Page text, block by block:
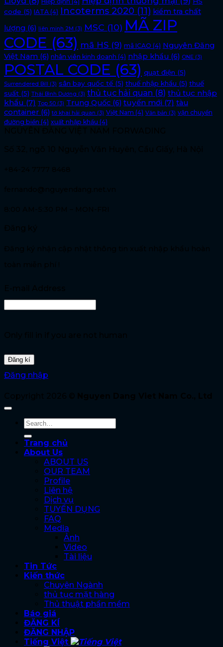
code (5) IATA (4) Incoterms 2020 (11) kiểm tra chất
lượng (6) liên minh 2M (3) MSC (10) MÃ ZIP
CODE (63) mã HS (9) mã ICAO (4) Nguyên Đăng
Việt Nam (6) nhân viên kinh doanh (4) nhập khẩu (6) ONE (3)
POSTAL CODE (63) quạt điện (5)
Surrendered Bill (3) sân bay quốc tế (5) thuế nhập khẩu (5) thuế
suất (5) Thái Bình Dương (3) thủ tục hải quan (8) thủ tục nhập
khẩu (7) Top 50 (3) Trung Quốc (6) tuyến mới (7) tàu
container (6) tờ khai hải quan (3) Việt Nam (4) Văn bản (3) vận chuyển
đường biển (4) xuất nhập khẩu (4)
Đăng nhập
Trang chủ
About Us
ABOUT US
OUR TEAM
Profile
Liên hệ
Dịch vụ
TUYỂN DỤNG
FAQ
Media
Ảnh
Video
Tài liệu
Tin Tức
Kiến thức
Chuyên Ngành
thủ tục mặt hàng
Thủ thuật phần mềm
Báo giá
ĐĂNG KÍ
ĐĂNG NHẬP
Tiếng Việt